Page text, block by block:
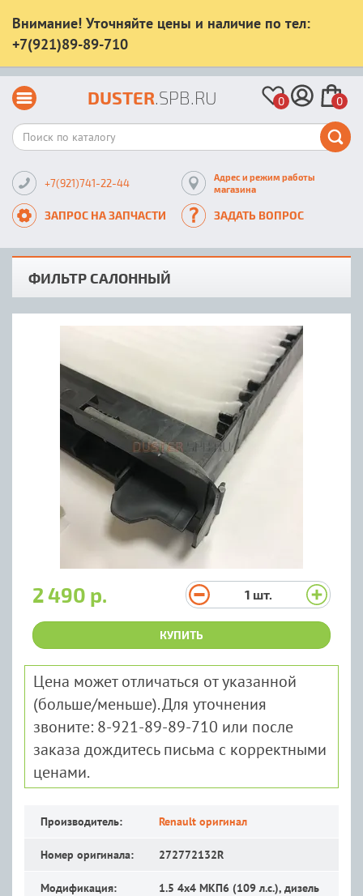
Внимание! Уточняйте цены и наличие по тел:
+7(921)89-89-710
DUSTER.SPB.RU 0 0
+7(921)741-22-44
Адрес и режим работы
магазина
ЗАПРОС НА ЗАПЧАСТИ ЗАДАТЬ ВОПРОС
ФИЛЬТР САЛОННЫЙ
2 490 р. 1 шт.
КУПИТЬ
Цена может отличаться от указанной
(больше/меньше). Для уточнения
звоните: 8-921-89-89-710 или после
заказа дождитесь письма с корректными
ценами.
Производитель: Renault оригинал
Номер оригинала: 272772132R
Модификация:
1.5 4x4 MКП6 (109 л.с.), дизель